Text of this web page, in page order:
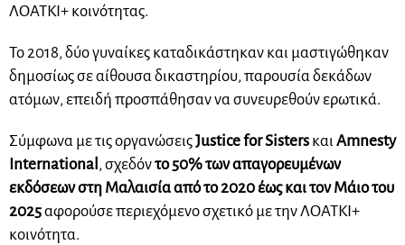
ΛΟΑΤΚΙ+ κοινότητας.
Το 2018, δύο γυναίκες καταδικάστηκαν και μαστιγώθηκαν
δημοσίως σε αίθουσα δικαστηρίου, παρουσία δεκάδων
ατόμων, επειδή προσπάθησαν να συνευρεθούν ερωτικά.
Σύμφωνα με τις οργανώσειςJustice for Sisters και Amnesty
International, σχεδόντο 50% των απαγορευμένων
εκδόσεων στη Μαλαισία από το 2020 έως και τον Μάιο του
2025αφορούσε περιεχόμενο σχετικό με την ΛΟΑΤΚΙ+
κοινότητα.